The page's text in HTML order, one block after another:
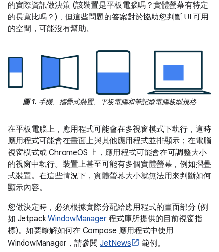
的實際資訊做決策 (該裝置是平板電腦嗎？實體螢幕有特定
的長寬比嗎？)，但這些問題的答案對於協助您判斷 UI 可用
的空間，可能沒有幫助。
圖 1. 手機、摺疊式裝置、平板電腦和筆記型電腦板型規格
在平板電腦上，應用程式可能會在多視窗模式下執行，這時
應用程式可能會在畫面上與其他應用程式並排顯示；在電腦
視窗模式或 ChromeOS 上，應用程式可能會在可調整大小
的視窗中執行。裝置上甚至可能有多個實體螢幕，例如摺疊
式裝置。在這些情況下，實體螢幕大小就無法用來判斷如何
顯示內容。
您做決定時，必須根據實際分配給應用程式的畫面部分 (例
如 Jetpack WindowManager 程式庫所提供的目前視窗指
標)。如要瞭解如何在 Compose 應用程式中使用
WindowManager，請參閱 JetNews
範例。